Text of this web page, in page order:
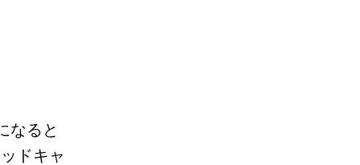
なると
ドキャ